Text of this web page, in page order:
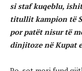
si staf kuqeblu,
titullit kampion të
por patët nisur të
dinjitoze në Kupat